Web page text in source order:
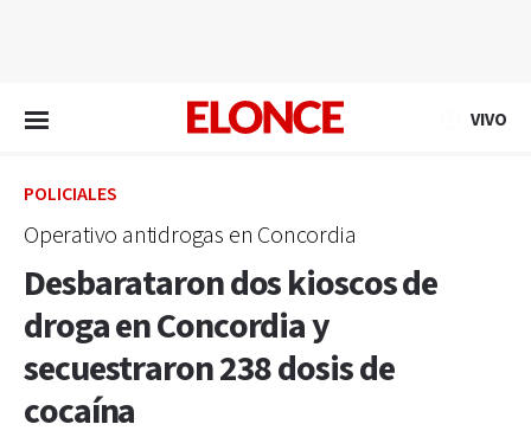
VIVO
POLICIALES
Operativo antidrogas en Concordia
Desbarataron dos kioscos de
droga en Concordia y
secuestraron 238 dosis de
cocaína